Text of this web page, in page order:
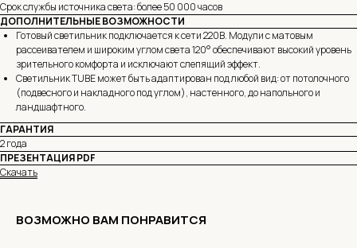
Срок службы источника света: более 50 000 часов
ДОПОЛНИТЕЛЬНЫЕ ВОЗМОЖНОСТИ
Готовый светильник подключается к сети 220В. Модули с матовым
рассеивателем и широким углом света 120° обеспечивают высокий уровень
зрительного комфорта и исключают слепящий эффект.
Светильник TUBE может быть адаптирован под любой вид: от потолочного
(подвесного и накладного под углом), настенного, до напольного и
ландшафтного.
ГАРАНТИЯ
2 года
ПРЕЗЕНТАЦИЯ PDF
Скачать
ВОЗМОЖНО ВАМ ПОНРАВИТСЯ